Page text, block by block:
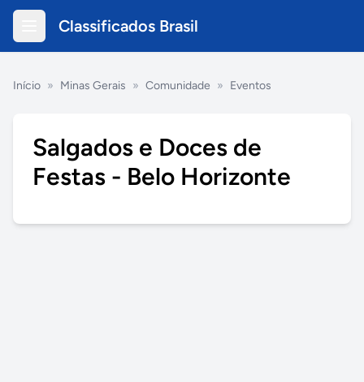
Classificados Brasil
Início » Minas Gerais » Comunidade » Eventos
Salgados e Doces de
Festas - Belo Horizonte